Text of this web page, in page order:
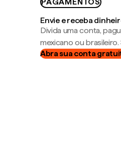
Envie e receba
Divida uma conta,
mexicano ou
Abra sua conta